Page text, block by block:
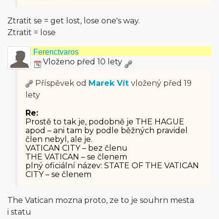
Ztratit se = get lost, lose one's way.
Ztratit = lose
Ferenctvaros
Vloženo před 10 lety
Příspěvek od Marek Vít vložený před 19
lety
Re:
Prostě to tak je, podobně je THE HAGUE
apod – ani tam by podle běžných pravidel
člen nebyl, ale je.
VATICAN CITY – bez členu
THE VATICAN – se členem
plný oficiální název: STATE OF THE VATICAN
CITY – se členem
The Vatican mozna proto, ze to je souhrn mesta
i statu